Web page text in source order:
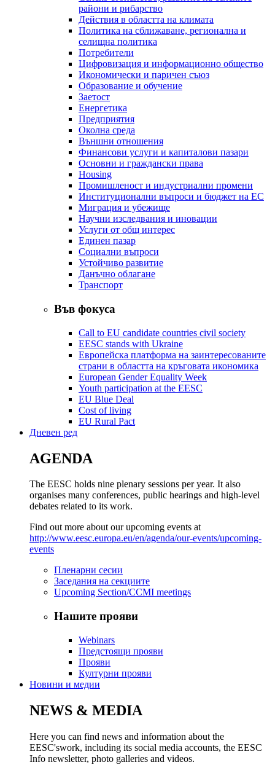
райони и рибарство
Действия в областта на климата
Политика на сближаване, регионална и
селищна политика
Потребители
Цифровизация и информационно общество
Икономически и паричен съюз
Образование и обучение
Заетост
Енергетика
Предприятия
Околна среда
Външни отношения
Финансови услуги и капиталови пазари
Основни и граждански права
Housing
Промишленост и индустриални промени
Институционални въпроси и бюджет на ЕС
Миграция и убежище
Научни изследвания и иновации
Услуги от общ интерес
Единен пазар
Социални въпроси
Устойчиво развитие
Данъчно облагане
Транспорт
Във фокуса
Call to EU candidate countries civil society
EESC stands with Ukraine
Европейска платформа на заинтересованите
страни в областта на кръговата икономика
European Gender Equality Week
Youth participation at the EESC
EU Blue Deal
Cost of living
EU Rural Pact
Дневен ред
AGENDA
The EESC holds nine plenary sessions per year. It also
organises many conferences, public hearings and high-level
debates related to its work.
Find out more about our upcoming events at
http://www.eesc.europa.eu/en/agenda/our-events/upcoming-
events
Пленарни сесии
Заседания на секциите
Upcoming Section/CCMI meetings
Нашите прояви
Webinars
Предстоящи прояви
Прояви
Културни прояви
Новини и медии
NEWS & MEDIA
Here you can find news and information about the
EESC'swork, including its social media accounts, the EESC
Info newsletter, photo galleries and videos.